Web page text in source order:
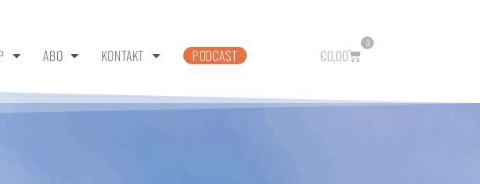
ABO KONTAKT PODCAST €0,00
0